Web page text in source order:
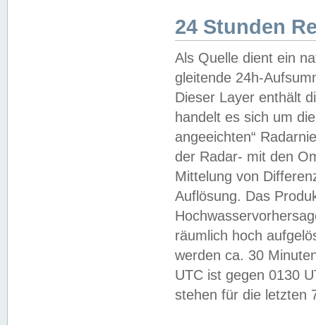
24 Stunden
Als Quelle dient ein
gleitende 24h-
Dieser Layer enthält
handelt es sich um
angeeichten“
der Radar- mit den
Mittelung von
Auflösung. Das
räumlich hoch
werden ca. 30
UTC ist gegen 0130
stehen für die letzten